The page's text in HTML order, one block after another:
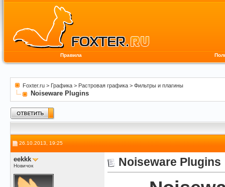
Правила
Foxter.ru > Графика > Растровая графика > Фильтры и плагины
Noiseware Plugins
26.10.2013, 19:25
eekkk
Новичок Noiseware Plugins